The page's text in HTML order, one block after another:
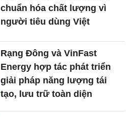
chuẩn hóa chất lượng vì
người tiêu dùng Việt
Rạng Đông và VinFast
Energy hợp tác phát triển
giải pháp năng lượng tái
tạo, lưu trữ toàn diện